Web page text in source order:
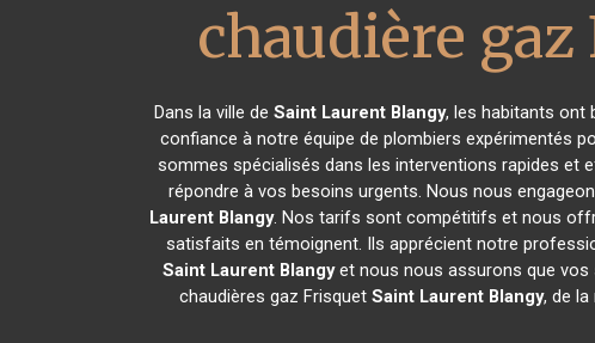
chaudière
Dans la ville de Saint Laurent Blangy, les habitants ont
confiance à notre équipe de plombiers expérimentés
sommes spécialisés dans les interventions rapides et
répondre à vos besoins urgents. Nous nous
Laurent Blangy. Nos tarifs sont compétitifs et nous
satisfaits en témoignent. Ils apprécient notre
Saint Laurent Blangyet nous nous assurons que vos
chaudières gaz Frisquet Saint Laurent Blangy, de